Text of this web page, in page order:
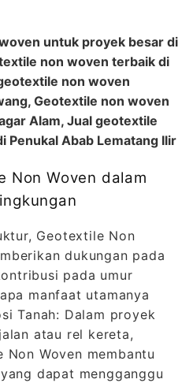
untuk proyek besar di
non woven terbaik di
non woven
Geotextile non woven
Alam, Jual geotextile
Penukal Abab Lematang Ilir
Non Woven dalam
Geotextile Non
dukungan pada
pada umur
manfaat utamanya
Tanah: Dalam proyek
atau rel kereta,
Woven membantu
dapat mengganggu